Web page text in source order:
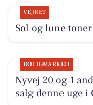
VEJRET
Sol og lune
BOLIGMARKED
Nyvej 20 og 1
salg denne uge i